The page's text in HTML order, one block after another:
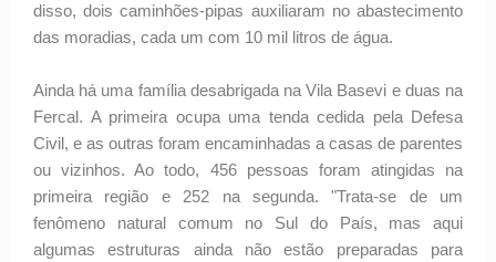
disso, dois caminhões-pipas auxiliaram no abastecimento
das moradias, cada um com 10 mil litros de água.
Ainda há uma família desabrigada na Vila Basevi e duas na
Fercal. A primeira ocupa uma tenda cedida pela Defesa
Civil, e as outras foram encaminhadas a casas de parentes
ou vizinhos. Ao todo, 456 pessoas foram atingidas na
primeira região e 252 na segunda. "Trata-se de um
fenômeno natural comum no Sul do País, mas aqui
algumas estruturas ainda não estão preparadas para